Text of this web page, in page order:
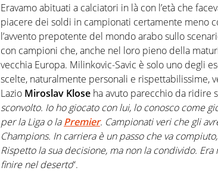
Eravamo abituati a calciatori in là con l’età che
piacere dei soldi in campionati certamente meno
l’avvento prepotente del mondo arabo sullo
con campioni che, anche nel loro pieno della
vecchia Europa. Milinkovic-Savic è solo uno degli
scelte, naturalmente personali e rispettabilissime,
Lazio Miroslav Klose ha avuto parecchio da ridire
sconvolto. Io ho giocato con lui, lo conosco come
per la Liga o laPremier. Campionati veri che gli
Champions. In carriera è un passo che va
Rispetto la sua decisione, ma non la condivido.
finire nel deserto“.